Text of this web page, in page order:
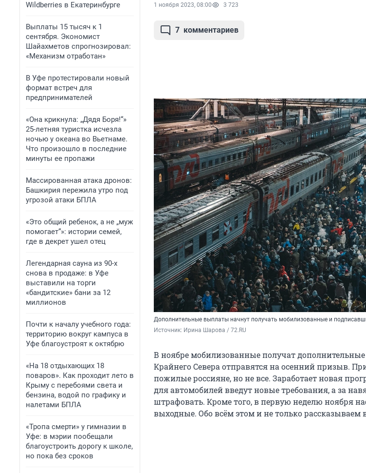
Wildberries в Екатеринбурге
Выплаты 15 тысяч к 1
сентября. Экономист
Шайахметов спрогнозировал:
«Механизм отработан»
В Уфе протестировали новый
формат встреч для
предпринимателей
«Она крикнула: „Дядя Боря!“»
25-летняя туристка исчезла
ночью у океана во Вьетнаме.
Что произошло в последние
минуты ее пропажи
Массированная атака дронов:
Башкирия пережила утро под
угрозой атаки БПЛА
«Это общий ребенок, а не „муж
помогает“»: истории семей,
где в декрет ушел отец
Легендарная сауна из 90-х
снова в продаже: в Уфе
выставили на торги
«бандитские» бани за 12
миллионов
Почти к началу учебного года:
территорию вокруг кампуса в
Уфе благоустроят к октябрю
«На 18 отдыхающих 18
поваров». Как проходит лето в
Крыму с перебоями света и
бензина, водой по графику и
налетами БПЛА
«Тропа смерти» у гимназии в
Уфе: в мэрии пообещали
благоустроить дорогу к школе,
но пока без сроков
1 ноября 2023, 08:00 3 723
7 комментариев
Дополнительные выплаты начнут получать мобилизованные и
Источник: Ирина Шарова / 72.RU
В ноябре мобилизованные получат
Крайнего Севера отправятся на осенний призыв.
пожилые россияне, но не все. Заработает новая
для автомобилей введут новые требования, а за
штрафовать. Кроме того, в первую неделю ноября
выходные. Обо всём этом и не только рассказываем